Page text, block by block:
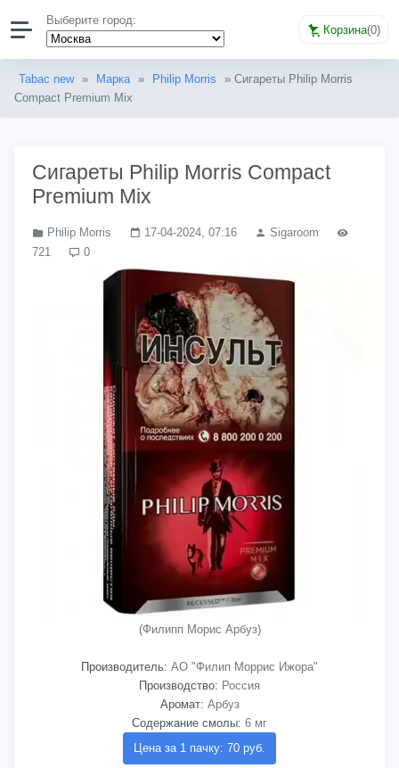
Выберите город:
Корзина(0)
Tabac new » Марка » Philip Morris
» Сигареты Philip Morris
Compact Premium Mix
Сигареты Philip Morris Compact
Premium Mix
Philip Morris 17-04-2024, 07:16
Sigaroom
721
0
(Филипп Морис Арбуз)
Производитель: АО "Филип Моррис Ижора"
Производство: Россия
Аромат: Арбуз
Содержание смолы: 6 мг
Цена за 1 пачку: 70 руб.